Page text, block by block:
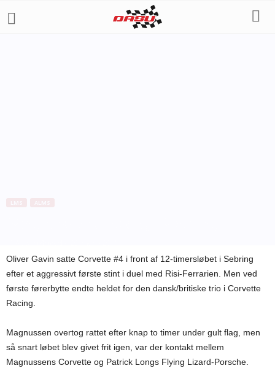
Oliver Gavin satte Corvette #4 i front af 12-timersløbet i Sebring
efter et aggressivt første stint i duel med Risi-Ferrarien. Men ved
første førerbytte endte heldet for den dansk/britiske trio i Corvette
Racing.
Magnussen overtog rattet efter knap to timer under gult flag, men
så snart løbet blev givet frit igen, var der kontakt mellem
Magnussens Corvette og Patrick Longs Flying Lizard-Porsche.